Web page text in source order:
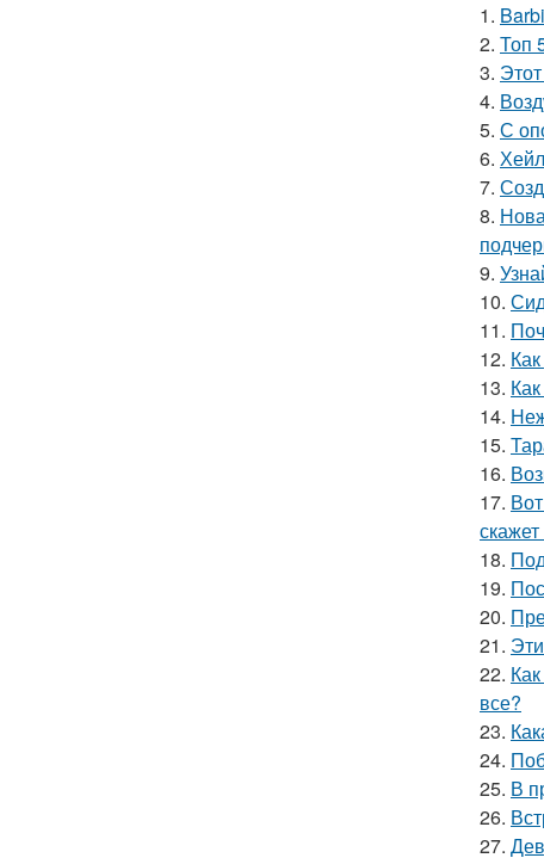
1.
2. Топ
3.
4.
5. С
6.
7.
8.
9.
10.
11.
12.
13.
14.
15.
16.
17.
18.
19.
20.
21.
22.
все?
23.
24.
25. В
26.
27.